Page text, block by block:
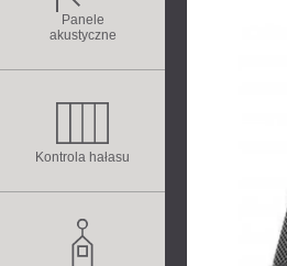
Panele
akustyczne
Kontrola hałasu